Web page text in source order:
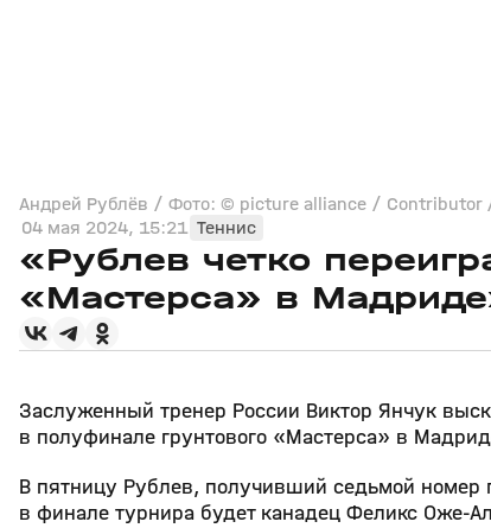
Андрей Рублёв / Фото: © picture alliance /
04 мая 2024, 15:21 Теннис
«Рублев четко
«Мастерса» в
Заслуженный тренер России Виктор Янчук
в полуфинале грунтового «Мастерса» в
В пятницу Рублев, получивший седьмой номер
в финале турнира будет канадец Феликс